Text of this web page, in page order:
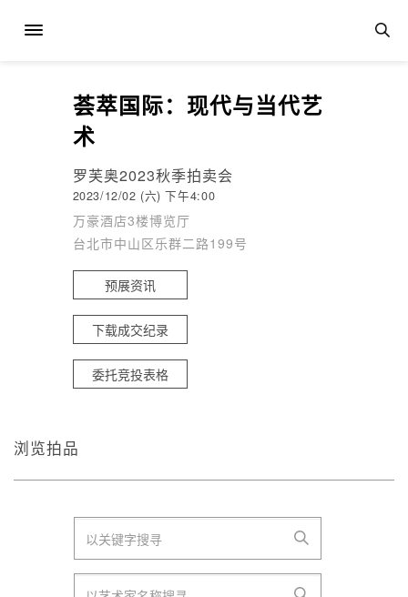
荟萃国际：现代与当代艺
术
罗芙奥2023秋季拍卖会
2023/12/02 (六) 下午4:00
万豪酒店3楼博览厅
台北市中山区乐群二路199号
预展资讯
下载成交纪录
委托竞投表格
浏览拍品